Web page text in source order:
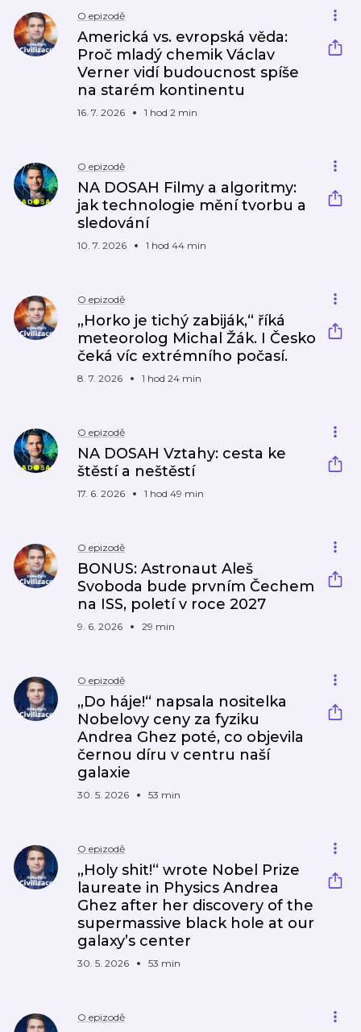
O epizodě
Americká vs. evropská věda:
Proč mladý chemik Václav
Verner vidí budoucnost spíše
na starém kontinentu
16. 7. 2026 1 hod 2 min
O epizodě
NA DOSAH Filmy a algoritmy:
jak technologie mění tvorbu a
sledování
10. 7. 2026 1 hod 44 min
O epizodě
„Horko je tichý zabiják,“ říká
meteorolog Michal Žák. I Česko
čeká víc extrémního počasí.
8. 7. 2026 1 hod 24 min
O epizodě
NA DOSAH Vztahy: cesta ke
štěstí a neštěstí
17. 6. 2026 1 hod 49 min
O epizodě
BONUS: Astronaut Aleš
Svoboda bude prvním Čechem
na ISS, poletí v roce 2027
9. 6. 2026 29 min
O epizodě
„Do háje!“ napsala nositelka
Nobelovy ceny za fyziku
Andrea Ghez poté, co objevila
černou díru v centru naší
galaxie
30. 5. 2026 53 min
O epizodě
„Holy shit!“ wrote Nobel Prize
laureate in Physics Andrea
Ghez after her discovery of the
supermassive black hole at our
galaxy’s center
30. 5. 2026 53 min
O epizodě